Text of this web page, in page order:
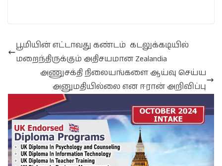
பூமியின் எட்டாவது கண்டம் கடலுக்கடியில்
மறைந்திருக்கும் அதிசயமான Zealandia
அணுசக்தி நிலையங்களை ஆய்வு செய்ய
அனுமதியில்லை என ஈரான் அறிவிப்பு